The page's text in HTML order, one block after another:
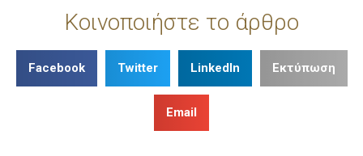
Κοινοποιήστε το άρθρο
Facebook Twitter LinkedIn Εκτύπωση
Email